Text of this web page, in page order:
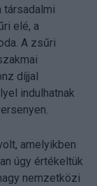
társadalmi
elé, a
A zsűri
díjjal
indulhatnak
amelyikben
úgy értékeltük
nemzetközi